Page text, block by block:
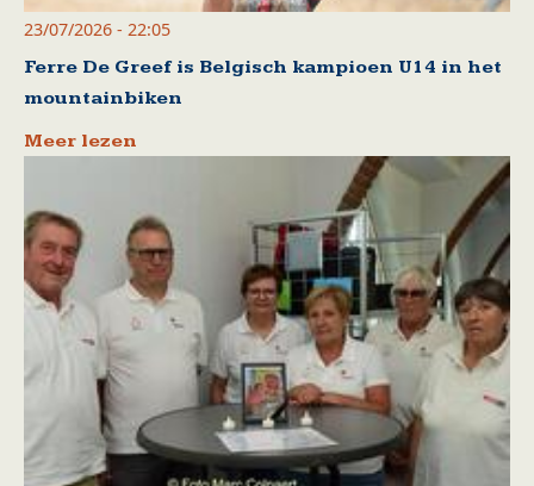
23/07/2026 - 22:05
Ferre De Greef is Belgisch kampioen U14 in het
mountainbiken
Meer lezen